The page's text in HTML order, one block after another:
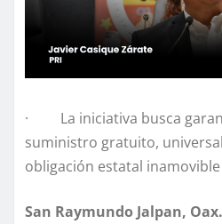
· La iniciativa busca
suministro gratuito,
obligación estatal inamovible
San Raymundo Jalpan,